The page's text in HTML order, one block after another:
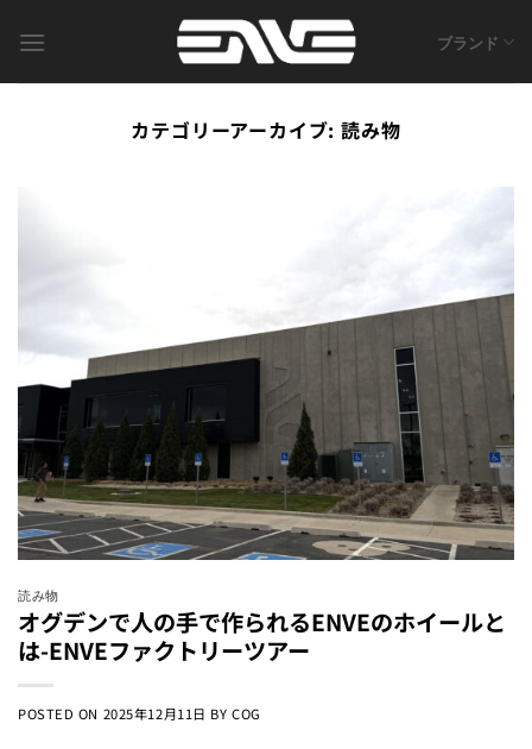
ブランド
カテゴリーアーカイブ:読み物
読み物
オグデンで人の手で作られるENVEのホイールと
は-ENVEファクトリーツアー
POSTED ON 2025年12月11日 BYCOG